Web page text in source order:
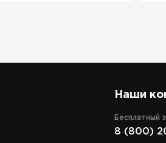
Наши
Бесплатный
8 (800)